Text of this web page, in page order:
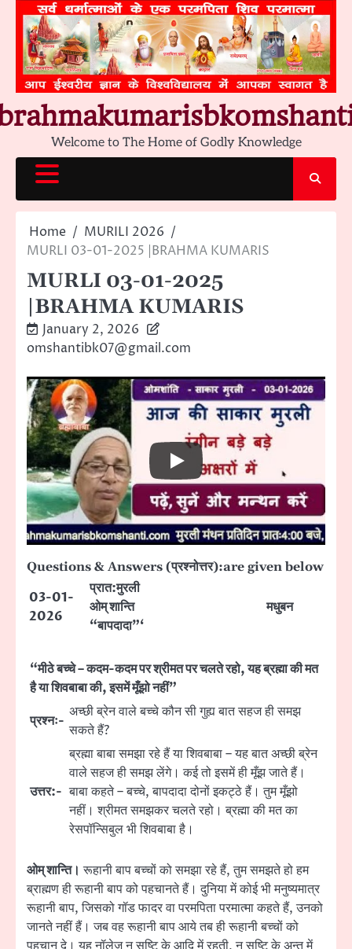
content
Welcome to The Home of Godly Knowledge
Home
MURILI 2026
MURLI 03-01-2025 |BRAHMA KUMARIS
MURLI 03-01-2025
|BRAHMA KUMARIS
January 2, 2026
omshantibk07@gmail.com
Questions & Answers (प्रश्नोत्तर):are given below
03-01-
2026
प्रात:मुरली
ओम् शान्ति
“बापदादा”‘
मधुबन
“मीठे बच्चे – कदम-कदम पर श्रीमत पर चलते रहो, यह ब्रह्मा की मत
है या शिवबाबा की, इसमें मूँझो नहीं”
प्रश्नः-
अच्छी ब्रेन वाले बच्चे कौन सी गुह्य बात सहज ही समझ
सकते हैं?
उत्तर:-
ब्रह्मा बाबा समझा रहे हैं या शिवबाबा – यह बात अच्छी ब्रेन
वाले सहज ही समझ लेंगे। कई तो इसमें ही मूँझ जाते हैं।
बाबा कहते – बच्चे, बापदादा दोनों इकट्ठे हैं। तुम मूँझो
नहीं। श्रीमत समझकर चलते रहो। ब्रह्मा की मत का
रेसपॉन्सिबुल भी शिवबाबा है।
ओम् शान्ति। रूहानी बाप बच्चों को समझा रहे हैं, तुम समझते हो हम
ब्राह्मण ही रूहानी बाप को पहचानते हैं। दुनिया में कोई भी मनुष्यमात्र
रूहानी बाप, जिसको गॉड फादर वा परमपिता परमात्मा कहते हैं, उनको
जानते नहीं हैं। जब वह रूहानी बाप आये तब ही रूहानी बच्चों को